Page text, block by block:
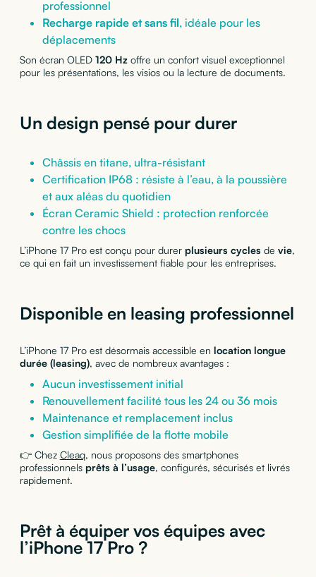
professionnel
Recharge rapide et sans fil, idéale pour les
déplacements
Son écran OLED 120 Hzoffre un confort visuel exceptionnel
pour les présentations, les visios ou la lecture de documents.
Un design pensé pour durer
Châssis en titane, ultra-résistant
Certification IP68 : résiste à l’eau, à la poussière
et aux aléas du quotidien
Écran Ceramic Shield : protection renforcée
contre les chocs
L’iPhone 17 Pro est conçu pour durer plusieurs cycles de vie,
ce qui en fait un investissement fiable pour les entreprises.
Disponible en leasing professionnel
L’iPhone 17 Pro est désormais accessible en location longue
durée (leasing), avec de nombreux avantages :
Aucun investissement initial
Renouvellement facilité tous les 24 ou 36 mois
Maintenance et remplacement inclus
Gestion simplifiée de la flotte mobile
👉 Chez Cleaq, nous proposons des smartphones
professionnels prêts à l’usage, configurés, sécurisés et livrés
rapidement.
Prêt à équiper vos équipes avec
l’iPhone 17 Pro ?